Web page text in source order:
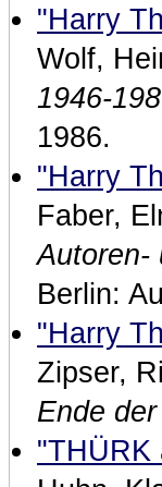
"Harry
Wolf,
1946-
1986.
"Harry
Faber,
Autoren-
Berlin:
"Harry
Zipser,
Ende
"THÜRK